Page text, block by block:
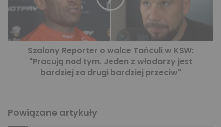
Szalony Reporter o walce Tańculi w KSW:
"Pracują nad tym. Jeden z włodarzy jest
bardziej za drugi bardziej przeciw"
Powiązane artykuły